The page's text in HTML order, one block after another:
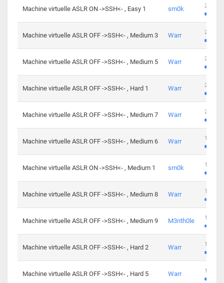
Machine virtuelle ASLR ON ->SSH<- , Easy 1 sm0k 219
Machine virtuelle ASLR OFF ->SSH<- , Medium 3 Warr 280
Machine virtuelle ASLR OFF ->SSH<- , Medium 5 Warr 265
Machine virtuelle ASLR OFF ->SSH<- , Hard 1 Warr 224
Machine virtuelle ASLR OFF ->SSH<- , Medium 7 Warr 230
Machine virtuelle ASLR OFF ->SSH<- , Medium 6 Warr 168
Machine virtuelle ASLR ON ->SSH<- , Medium 1 sm0k 139
Machine virtuelle ASLR OFF ->SSH<- , Medium 8 Warr 112
Machine virtuelle ASLR OFF ->SSH<- , Medium 9 M3nth0le 100
Machine virtuelle ASLR OFF ->SSH<- , Hard 2 Warr 176
Machine virtuelle ASLR OFF ->SSH<- , Hard 5 Warr 115